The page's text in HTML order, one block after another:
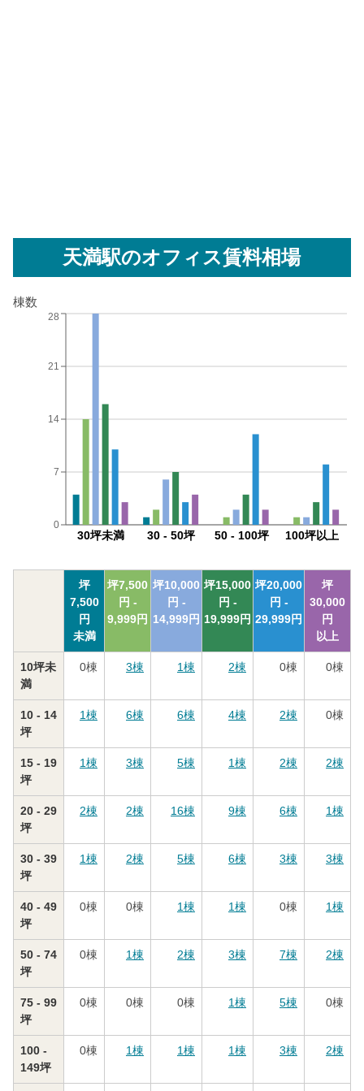
天満駅のオフィス賃料相場
棟数
30坪未満 30 - 50坪 50 - 100坪 100坪以上
0
7
14
21
28
坪
7,500
円
未満
坪7,500
円 -
9,999円
坪10,000
円 -
14,999円
坪15,000
円 -
19,999円
坪20,000
円 -
29,999円
坪
30,000
円
以上
10坪未
満
0棟 3棟 1棟 2棟 0棟 0棟
10 - 14
坪
1棟 6棟 6棟 4棟 2棟 0棟
15 - 19
坪
1棟 3棟 5棟 1棟 2棟 2棟
20 - 29
坪
2棟 2棟 16棟 9棟 6棟 1棟
30 - 39
坪
1棟 2棟 5棟 6棟 3棟 3棟
40 - 49
坪
0棟 0棟 1棟 1棟 0棟 1棟
50 - 74
坪
0棟 1棟 2棟 3棟 7棟 2棟
75 - 99
坪
0棟 0棟 0棟 1棟 5棟 0棟
100 -
149坪
0棟 1棟 1棟 1棟 3棟 2棟